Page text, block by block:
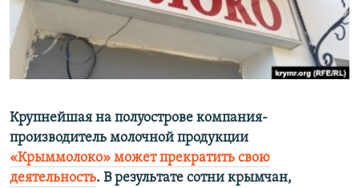
КРЫМ.НЕПОКОРЕННЫЙ
ELIFBE
УКРАИНСКАЯ ПРОБЛЕМА КРЫМА
Крупнейшая на полуострове компания-
производитель молочной продукции
«Крыммолоко» может прекратить свою
деятельность. В результате сотни крымчан,